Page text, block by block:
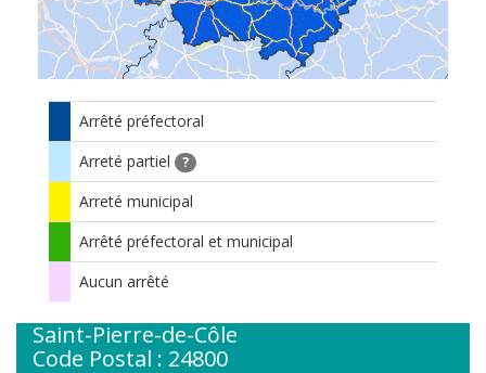
Arrêté préfectoral
Arreté partiel
?
Arreté municipal
Arrêté préfectoral et municipal
Aucun arrêté
Saint-Pierre-de-Côle
Code Postal : 24800